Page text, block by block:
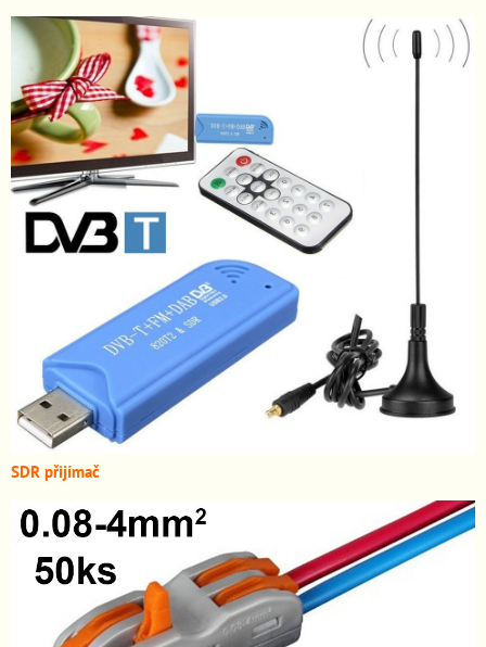
SDR přijímač